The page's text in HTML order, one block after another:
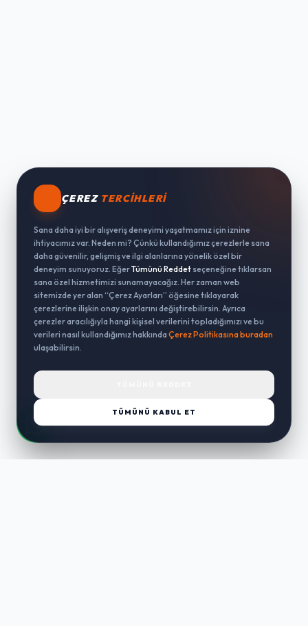
ÇEREZ TERCIHLERI
Sana daha iyi bir alışveriş deneyimi yaşatmamız için iznine
ihtiyacımız var. Neden mi? Çünkü kullandığımız çerezlerle sana
daha güvenilir, gelişmiş ve ilgi alanlarına yönelik özel bir
deneyim sunuyoruz. EğerTümünü Reddet seçeneğine tıklarsan
sana özel hizmetimizi sunamayacağız. Her zaman web
sitemizde yer alan “Çerez Ayarları” öğesine tıklayarak
çerezlerine ilişkin onay ayarlarını değiştirebilirsin. Ayrıca
çerezler aracılığıyla hangi kişisel verilerini topladığımızı ve bu
verileri nasıl kullandığımız hakkında Çerez Politikasına buradan
ulaşabilirsin.
TÜMÜNÜ KABUL ET